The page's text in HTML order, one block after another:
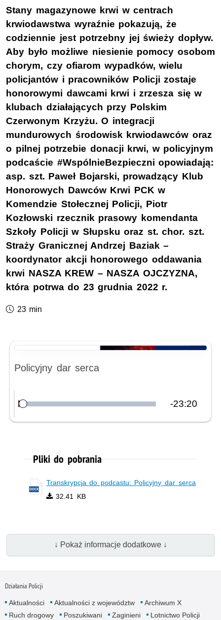
Stany magazynowe krwi w centrach
krwiodawstwa wyraźnie pokazują, że
codziennie jest potrzebny jej świeży dopływ.
Aby było możliwe niesienie pomocy osobom
chorym, czy ofiarom wypadków, wielu
policjantów i pracowników Policji zostaje
honorowymi dawcami krwi i zrzesza się w
klubach działających przy Polskim
Czerwonym Krzyżu. O integracji
mundurowych środowisk krwiodawców oraz
o pilnej potrzebie donacji krwi, w policyjnym
podcaście #WspólnieBezpieczni opowiadają:
asp. szt. Paweł Bojarski, prowadzący Klub
Honorowych Dawców Krwi PCK w
Komendzie Stołecznej Policji, Piotr
Kozłowski rzecznik prasowy komendanta
Szkoły Policji w Słupsku oraz st. chor. szt.
Straży Granicznej Andrzej Baziak –
koordynator akcji honorowego oddawania
krwi NASZA KREW – NASZA OJCZYZNA,
która potrwa do 23 grudnia 2022 r.
Czas trwania podcastu:
23 min
Nagranie audio
Policyjny dar serca
Odtwórz
Załadowany:
Pozostały
-23:20
Pliki do pobrania
Transkrypcja do podcastu: Policyjny dar serca
32.41 KB
↓ Pokaż informacje dodatkowe ↓
Działania Policji
Aktualności Aktualności z województw
Archiwum X
Ruch drogowy
Poszukiwani Zaginieni
Lotnictwo Policji